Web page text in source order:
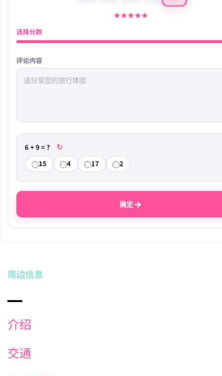
★★★★★
选择分数
评论内容
6 + 9 = ? ↻
15 4 17 2
确定→
周边信息
介绍
交通